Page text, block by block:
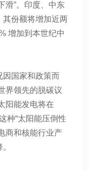
滑”。印度、中东
其份额将增加近两
增加到本世纪中
因国家和政策而
界领先的脱碳议
阳能发电将在
种“太阳能压倒性
商和核能行业产